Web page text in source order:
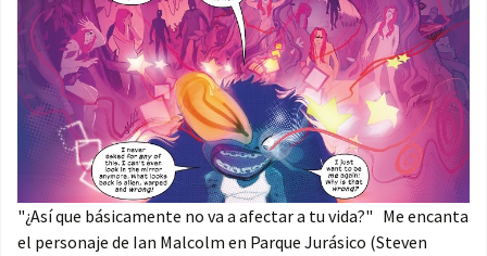
"¿Así que básicamente no va a afectar a tu vida?" Me encanta
el personaje de Ian Malcolm en Parque Jurásico (Steven